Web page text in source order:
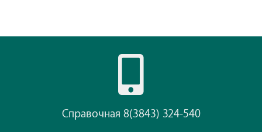
Справочная 8(3843) 324-540